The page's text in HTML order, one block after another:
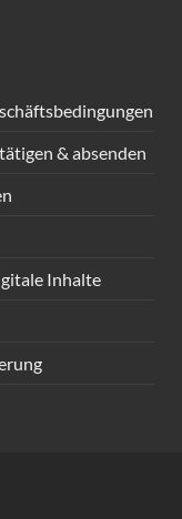
& absenden
Inhalte